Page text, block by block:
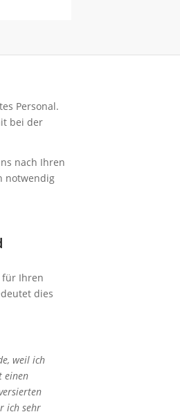
Personal.
bei der
nach Ihren
notwendig
für Ihren
dies
weil ich
einen
ich sehr